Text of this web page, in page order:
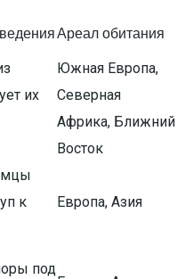
Ареал обитания
их
Южная Европа,
Северная
Африка, Ближний
Восток
к
Европа, Азия
под